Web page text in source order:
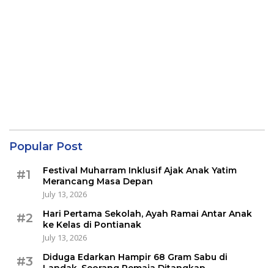
Popular Post
#1
Festival Muharram Inklusif Ajak Anak Yatim
Merancang Masa Depan
July 13, 2026
#2
Hari Pertama Sekolah, Ayah Ramai Antar Anak
ke Kelas di Pontianak
July 13, 2026
#3
Diduga Edarkan Hampir 68 Gram Sabu di